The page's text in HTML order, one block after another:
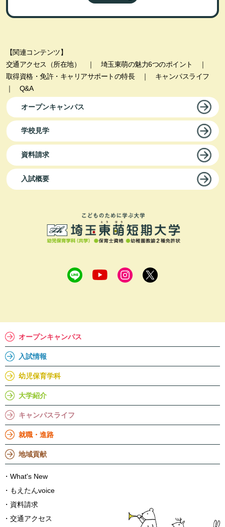
【関連コンテンツ】
交通アクセス（所在地）
｜ 埼玉東萌の魅力6つのポイント
｜
取得資格・免許・キャリアサポートの特長｜ キャンパスライフ
｜ Q&A
オープンキャンパス
学校見学
資料請求
入試概要
オープンキャンパス
入試情報
幼児保育学科
大学紹介
キャンパスライフ
就職・進路
地域貢献
What's New
もえたんvoice
資料請求
交通アクセス